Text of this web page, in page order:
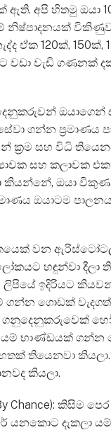
ඇති. අපි හිතමු ඔයා
නිෂ්පාදනයක්
ඒක 120ක්, 150ක්,
වඩා වැඩි ගණනක්
ඔයාගෙන්
ගන්න ප්‍රමාණය
ක්‍රම සහ විධි
සහ කලාවක
කියන්නේ, ඔයා
ඔයාටම
වන
හඳුන්වා දීලා
ලිපියේ ඉදිරියට
ගන්න ගොඩක් වැදගත්
ගනුදෙනුකරුවෙක්
භාණ්ඩයක් ගන්න
තියෙනවා
කියලා.
Chance): කිසිම
යනකොට දැකලා